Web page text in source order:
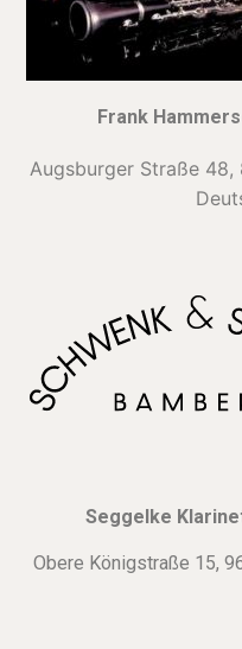
Hoch G-Klarinette
C-Klarinette
Frank
Augsburger Straße 48,
Seggelke
Obere Königstraße 15,